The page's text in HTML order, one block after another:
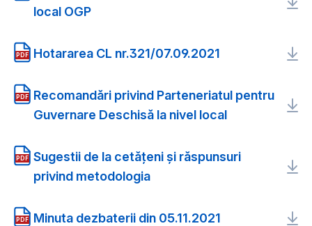
local OGP
PDF Hotararea CL nr.321/07.09.2021
PDF
Recomandări privind Parteneriatul pentru
Guvernare Deschisă la nivel local
PDF
Sugestii de la cetățeni și răspunsuri
privind metodologia
PDF Minuta dezbaterii din 05.11.2021